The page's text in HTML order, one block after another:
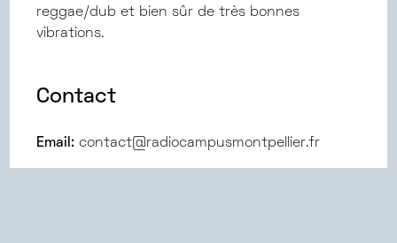
reggae/dub et bien sûr de très bonnes
vibrations.
Contact
Email: contact@radiocampusmontpellier.fr